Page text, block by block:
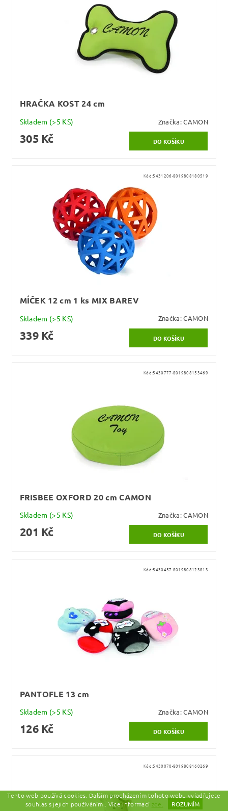
HRAČKA KOST 24 cm
Skladem (>5 KS) Značka:CAMON
305 Kč
Kód:5431206-8019808180519
MÍČEK 12 cm 1 ks MIX BAREV
Skladem (>5 KS) Značka:CAMON
339 Kč
Kód:5430777-8019808153469
FRISBEE OXFORD 20 cm CAMON
Skladem (>5 KS) Značka:CAMON
201 Kč
Kód:5430457-8019808123813
PANTOFLE 13 cm
Skladem (>5 KS) Značka:CAMON
126 Kč
Kód:5430070-8019808160269
Tento web používá cookies. Dalším procházením tohoto webu vyjadřujete
souhlas s jejich používáním.. Více informací zde. ROZUMÍM